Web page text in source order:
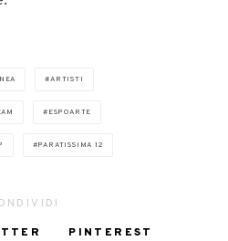
ARTISTI
ESPOARTE
PARATISSIMA 12
PINTEREST